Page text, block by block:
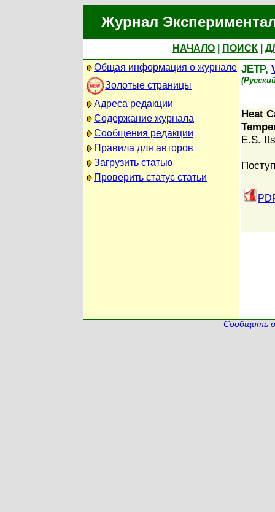
Журнал
НАЧАЛО ПОИСК
Общая информация о журнале
Золотые страницы
Адреса редакции
Содержание журнала
Сообщения редакции
Правила для авторов
Загрузить статью
Проверить статус статьи
JETP,
Heat
E.S.
Сообщить о